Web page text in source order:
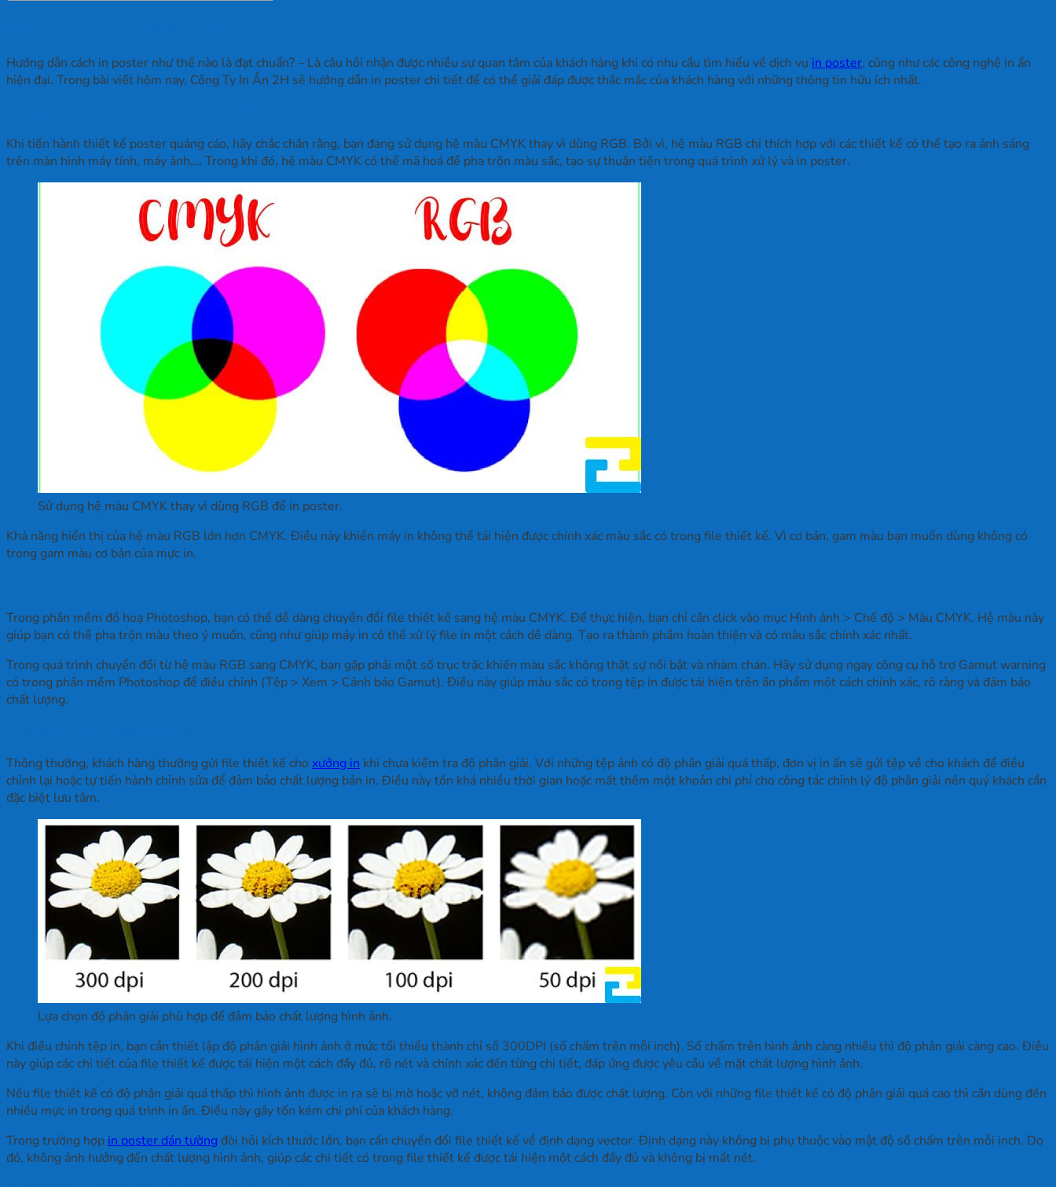
Hướng dẫn cách in poster như thế nào là đạt chuẩn? – Là câu hỏi nhận được nhiều sự quan tâm của khách hàng khi có nhu cầu tìm hiểu về dịch vụ in poster, cũng như các công nghệ in ấn
hiện đại. Trong bài viết hôm nay, Công Ty In Ấn 2H sẽ hướng dẫn in poster chi tiết để có thể giải đáp được thắc mắc của khách hàng với những thông tin hữu ích nhất.
Khi tiến hành thiết kế poster quảng cáo, hãy chắc chắn rằng, bạn đang sử dụng hệ màu CMYK thay vì dùng RGB. Bởi vì, hệ màu RGB chỉ thích hợp với các thiết kế có thể tạo ra ánh sáng
trên màn hình máy tính, máy ảnh,… Trong khi đó, hệ màu CMYK có thể mã hoá để pha trộn màu sắc, tạo sự thuận tiện trong quá trình xử lý và in poster.
Sử dụng hệ màu CMYK thay vì dùng RGB để in poster.
Khả năng hiển thị của hệ màu RGB lớn hơn CMYK. Điều này khiến máy in không thể tái hiện được chính xác màu sắc có trong file thiết kế. Vì cơ bản, gam màu bạn muốn dùng không có
trong gam màu cơ bản của mực in.
Trong phần mềm đồ hoạ Photoshop, bạn có thể dễ dàng chuyển đổi file thiết kế sang hệ màu CMYK. Để thực hiện, bạn chỉ cần click vào mục Hình ảnh > Chế độ > Màu CMYK. Hệ màu này
giúp bạn có thể pha trộn màu theo ý muốn, cũng như giúp máy in có thể xử lý file in một cách dễ dàng. Tạo ra thành phẩm hoàn thiện và có màu sắc chính xác nhất.
Trong quá trình chuyển đổi từ hệ màu RGB sang CMYK, bạn gặp phải một số trục trặc khiến màu sắc không thật sự nổi bật và nhàm chán. Hãy sử dụng ngay công cụ hỗ trợ Gamut warning
có trong phần mềm Photoshop để điều chỉnh (Tệp > Xem > Cảnh báo Gamut). Điều này giúp màu sắc có trong tệp in được tái hiện trên ấn phẩm một cách chính xác, rõ ràng và đảm bảo
chất lượng.
Thông thường, khách hàng thường gửi file thiết kế cho xưởng in khi chưa kiểm tra độ phân giải. Với những tệp ảnh có độ phân giải quá thấp, đơn vị in ấn sẽ gửi tệp về cho khách để điều
chỉnh lại hoặc tự tiến hành chỉnh sửa để đảm bảo chất lượng bản in. Điều này tốn khá nhiều thời gian hoặc mất thêm một khoản chi phí cho công tác chỉnh lý độ phân giải nên quý khách cần
đặc biệt lưu tâm.
Lựa chọn độ phân giải phù hợp để đảm bảo chất lượng hình ảnh.
Khi điều chỉnh tệp in, bạn cần thiết lập độ phân giải hình ảnh ở mức tối thiểu thành chỉ số 300DPI (số chấm trên mỗi inch). Số chấm trên hình ảnh càng nhiều thì độ phân giải càng cao. Điều
này giúp các chi tiết của file thiết kế được tái hiện một cách đầy đủ, rõ nét và chính xác đến từng chi tiết, đáp ứng được yêu cầu về mặt chất lượng hình ảnh.
Nếu file thiết kế có độ phân giải quá thấp thì hình ảnh được in ra sẽ bị mờ hoặc vỡ nét, không đảm bảo được chất lượng. Còn với những file thiết kế có độ phân giải quá cao thì cần dùng đến
nhiều mực in trong quá trình in ấn. Điều này gây tốn kém chi phí của khách hàng.
Trong trường hợp in poster dán tường đòi hỏi kích thước lớn, bạn cần chuyển đổi file thiết kế về định dạng vector. Định dạng này không bị phụ thuộc vào mật độ số chấm trên mỗi inch. Do
đó, không ảnh hưởng đến chất lượng hình ảnh, giúp các chi tiết có trong file thiết kế được tái hiện một cách đầy đủ và không bị mất nét.